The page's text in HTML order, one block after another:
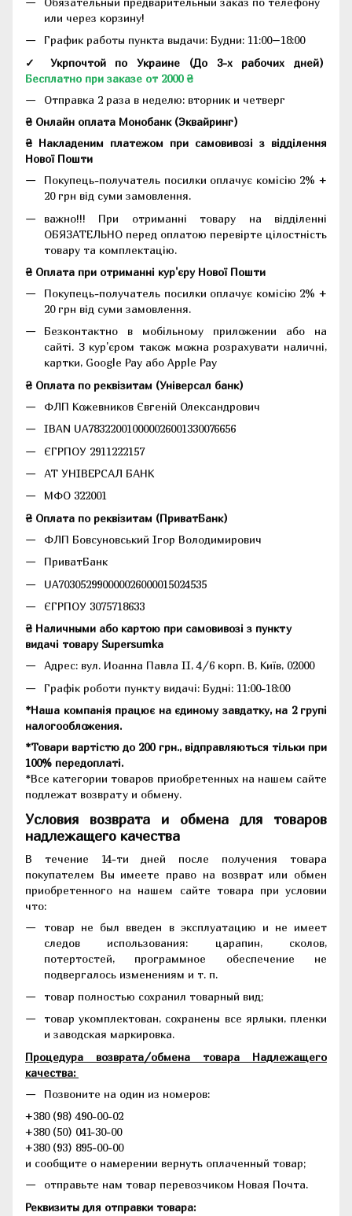
или через корзину!
График работы пункта выдачи: Будни: 11:00–18:00
✓ Укрпочтой по Украине (До 3-х рабочих дней)
Бесплатно при заказе от 2000 ₴
Отправка 2 раза в неделю: вторник и четверг
₴ Онлайн оплата Монобанк (Эквайринг)
₴ Накладеним платежом при самовивозі з відділення
Нової Пошти
Покупець-получатель посилки оплачує комісію 2% +
20 грн від суми замовлення.
важно!!! При отриманні товару на відділенні
ОБЯЗАТЕЛЬНО перед оплатою перевірте цілостність
товару та комплектацію.
₴ Оплата при отриманні кур'єру Нової Пошти
Покупець-получатель посилки оплачує комісію 2% +
20 грн від суми замовлення.
Безконтактно в мобільному приложении або на
сайті. З кур'єром також можна розрахувати наличні,
картки, Google Pay або Apple Pay
₴ Оплата по реквізитам (Універсал банк)
ФЛП Кожевников Євгеній Олександрович
IBAN UA783220010000026001330076656
ЄГРПОУ 2911222157
АТ УНІВЕРСАЛ БАНК
МФО 322001
₴ Оплата по реквізитам (ПриватБанк)
ФЛП Бовсуновський Ігор Володимирович
ПриватБанк
UA703052990000026000015024535
ЄГРПОУ 3075718633
₴ Наличными або картою при самовивозі з пункту
видачі товару Supersumka
Адрес: вул. Иоанна Павла II, 4/6 корп. В, Київ, 02000
Графік роботи пункту видачі: Будні: 11:00-18:00
*Наша компанія працює на єдиному завдатку, на 2 групі
налогообложения.
*Товари вартістю до 200 грн., відправляються тільки при
100% передоплаті.
*Все категории товаров приобретенных на нашем сайте
подлежат возврату и обмену.
Условия возврата и обмена для товаров
надлежащего качества
В течение 14-ти дней после получения товара
покупателем Вы имеете право на возврат или обмен
приобретенного на нашем сайте товара при условии
что:
товар не был введен в эксплуатацию и не имеет
следов использования: царапин, сколов,
потертостей, программное обеспечение не
подвергалось изменениям и т. п.
товар полностью сохранил товарный вид;
товар укомплектован, сохранены все ярлыки, пленки
и заводская маркировка.
Процедура возврата/обмена товара Надлежащего
качества:
Позвоните на один из номеров:
+380 (98) 490-00-02
+380 (50) 041-30-00
+380 (93) 895-00-00
и сообщите о намерении вернуть оплаченный товар;
отправьте нам товар перевозчиком Новая Почта.
Реквизиты для отправки товара: